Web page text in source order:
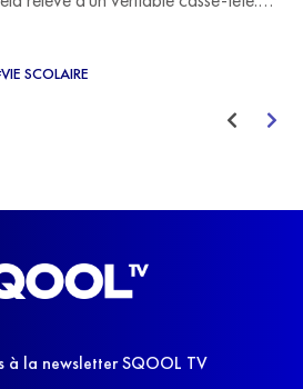
a failli abandonner ses études
équilibre.
SCOLAIRE
à la newsletter SQOOL TV